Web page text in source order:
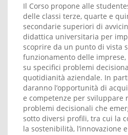
Il Corso propone alle
delle classi terze, quarte e
secondarie superiori di
didattica universitaria per
scoprire da un punto di vista
funzionamento delle
su specifici problemi
quotidianità aziendale. In
daranno l’opportunità di
e competenze per sviluppare
problemi decisionali che
sotto diversi profili, tra cui la
la sostenibilità, l’innovazione